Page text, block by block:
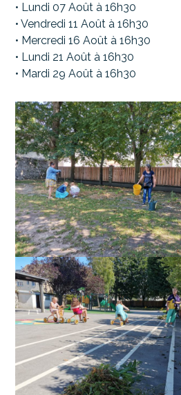
• Lundi 07 Août à 16h30
• Vendredi 11 Août à 16h30
• Mercredi 16 Août à 16h30
• Lundi 21 Août à 16h30
• Mardi 29 Août à 16h30